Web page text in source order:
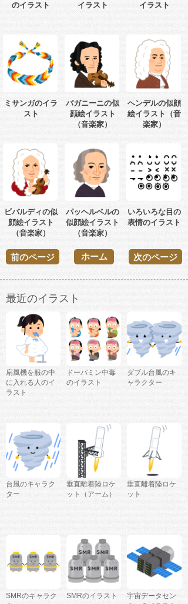
のイラスト
イラスト
イラスト
ミサンガのイラ
スト
パガニーニの似
顔絵イラスト
（音楽家）
ヘンデルの似顔
絵イラスト（音
楽家）
ビバルディの似
顔絵イラスト
（音楽家）
パッヘルベルの
似顔絵イラスト
（音楽家）
いろいろな目の
表情のイラスト
前のページ 次のページ
ホーム
最近のイラスト
扇風機を服の中
に入れる人のイ
ラスト
ドーパミン中毒
のイラスト
ダブル台風のキ
ャラクター
台風のキャラク
ター
垂直離着陸ロケ
ット（アーム）
垂直離着陸ロケ
ット
SMRのキャラク
SMRのイラスト
宇宙データセン